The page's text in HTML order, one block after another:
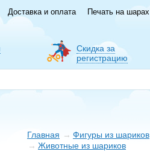
Доставка и оплата Печать на шарах
Скидка за
регистрацию
Главная
Фигуры из шариков
Животные из шариков